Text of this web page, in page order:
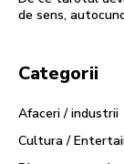
de sens,
Categorii
Afaceri / industrii
Cultura /